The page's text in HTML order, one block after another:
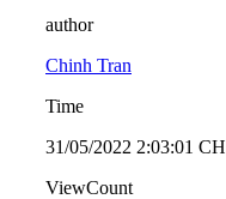
author
Chinh Tran
Time
31/05/2022 2:03:01 CH
ViewCount